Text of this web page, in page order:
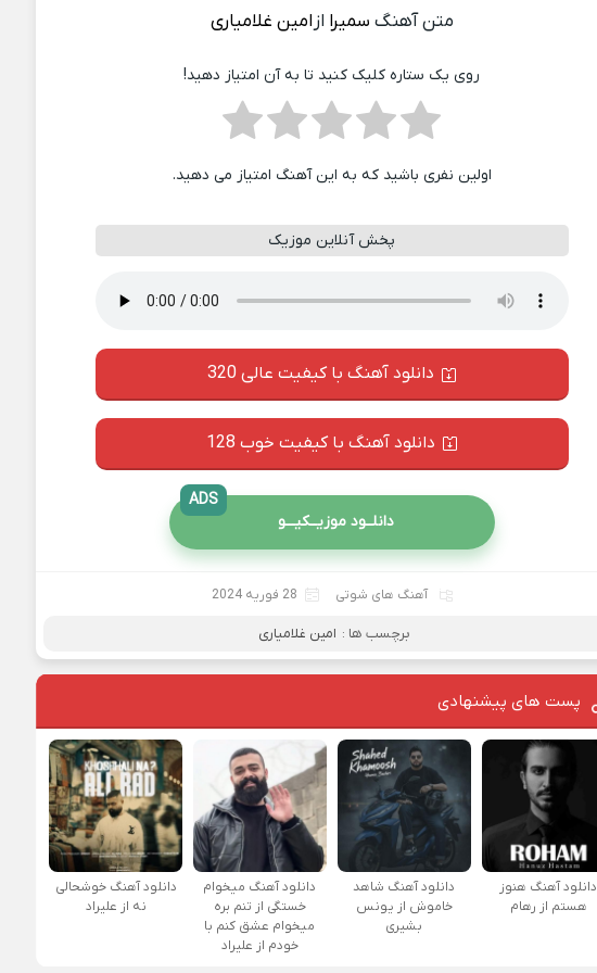
متن آهنگ سمیرا ازامین غلامیاری
روی یک ستاره کلیک کنید تا به آن امتیاز دهید!
اولین نفری باشید که به این آهنگ امتیاز می دهید.
پخش آنلاین موزیک
دانلود آهنگ با کیفیت عالی 320
دانلود آهنگ با کیفیت خوب 128
دانلــود موزیــکیـــو
ADS
آهنگ های شوتی 28 فوریه 2024
برچسب ها : امین غلامیاری
پست های پیشنهادی
دانلود آهنگ هنوز
هستم از رهام
دانلود آهنگ شاهد
خاموش از یونس
بشیری
دانلود آهنگ میخوام
خستگی از تنم بره
میخوام عشق کنم با
خودم از علیراد
دانلود آهنگ خوشحالی
نه از علیراد